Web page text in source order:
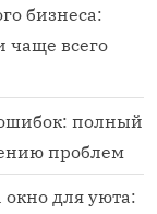
бизнеса:
чаще всего
полный
проблем
для уюта: